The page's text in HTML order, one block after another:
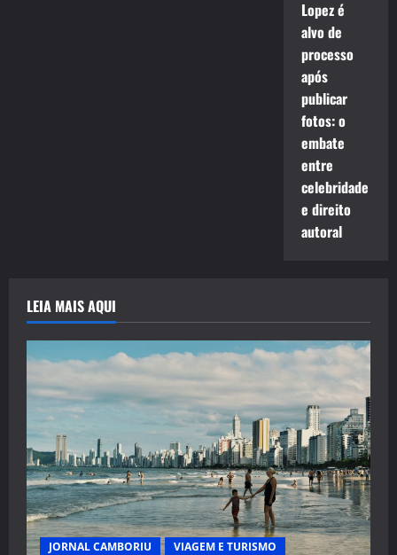
Lopez é
alvo de
processo
após
publicar
fotos: o
embate
entre
celebridade
e direito
autoral
LEIA MAIS AQUI
JORNAL CAMBORIU VIAGEM E TURISMO